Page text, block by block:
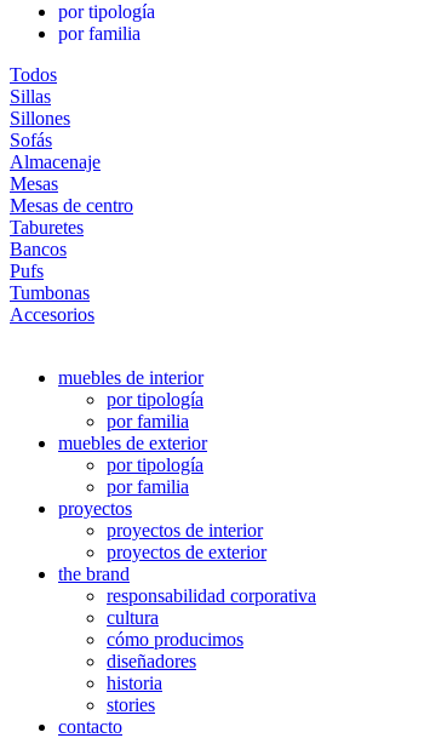
por tipología
por familia
Todos
Sillas
Sillones
Sofás
Almacenaje
Mesas
Mesas de centro
Taburetes
Bancos
Pufs
Tumbonas
Accesorios
muebles de interior
por tipología
por familia
muebles de exterior
por tipología
por familia
proyectos
proyectos de interior
proyectos de exterior
the brand
responsabilidad corporativa
cultura
cómo producimos
diseñadores
historia
stories
contacto